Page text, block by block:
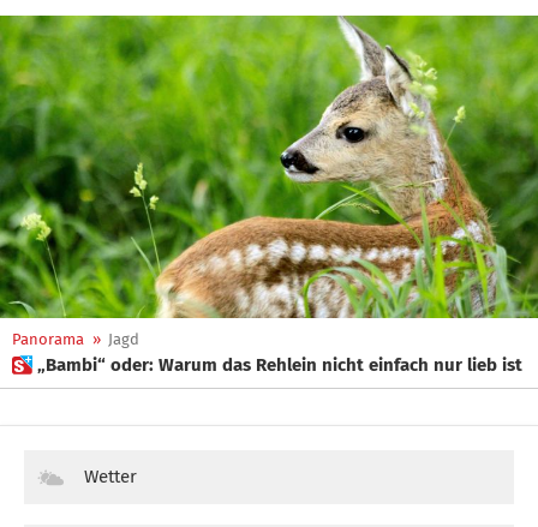
Panorama » Jagd
 „Bambi“ oder: Warum das Rehlein nicht einfach nur lieb ist
Wetter